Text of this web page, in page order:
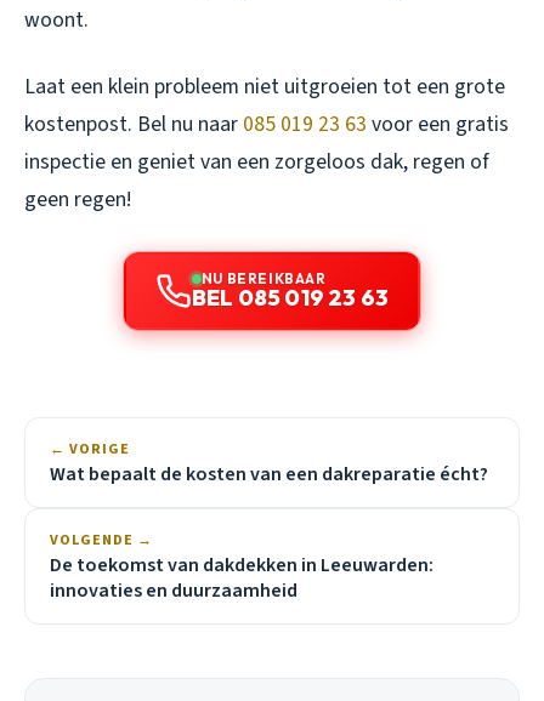
woont.
Laat een klein probleem niet uitgroeien tot een grote
kostenpost. Bel nu naar 085 019 23 63 voor een gratis
inspectie en geniet van een zorgeloos dak, regen of
geen regen!
NU BEREIKBAAR
BEL 085 019 23 63
← VORIGE
Wat bepaalt de kosten van een dakreparatie écht?
VOLGENDE →
De toekomst van dakdekken in Leeuwarden:
innovaties en duurzaamheid